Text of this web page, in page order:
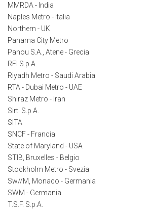
MMRDA - India
Naples Metro - Italia
Northern - UK
Panama City Metro
Panou S.A., Atene - Grecia
RFI S.p.A.
Riyadh Metro - Saudi Arabia
RTA - Dubai Metro - UAE
Shiraz Metro - Iran
Sirti S.p.A.
SITA
SNCF - Francia
State of Maryland - USA
STIB, Bruxelles - Belgio
Stockholm Metro - Svezia
Sw//M, Monaco - Germania
SWM - Germania
T.S.F. S.p.A.